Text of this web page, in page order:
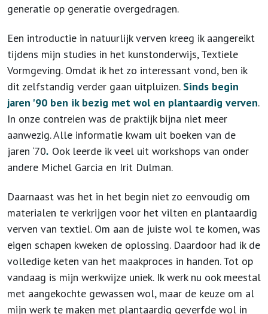
generatie op generatie overgedragen.
Een introductie in natuurlijk verven kreeg ik aangereikt
tijdens mijn studies in het kunstonderwijs,Textiele
Vormgeving. Omdat ik het zo interessant vond, ben ik
dit zelfstandig verder gaan uitpluizen. Sinds begin
jaren '90 ben ik bezig met wol en plantaardig verven.
In onze contreien was de praktijk bijna niet meer
aanwezig. Alle informatie kwam uit boeken van de
jaren ‘70. Ook leerde ik veel uit workshops van onder
andere Michel Garcia en Irit Dulman.
Daarnaast was het in het begin niet zo eenvoudig om
materialen te verkrijgen voor het vilten en plantaardig
verven van textiel. Om aan de juiste wol te komen, was
eigen schapen kweken de oplossing. Daardoor had ik de
volledige keten van het maakproces in handen. Tot op
vandaag is mijn werkwijze uniek. Ik werk nu ook meestal
met aangekochte gewassen wol, maar de keuze om al
mijn werk te maken met plantaardig geverfde wol in